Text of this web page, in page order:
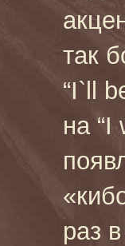
так
“I`ll
на “I
раз